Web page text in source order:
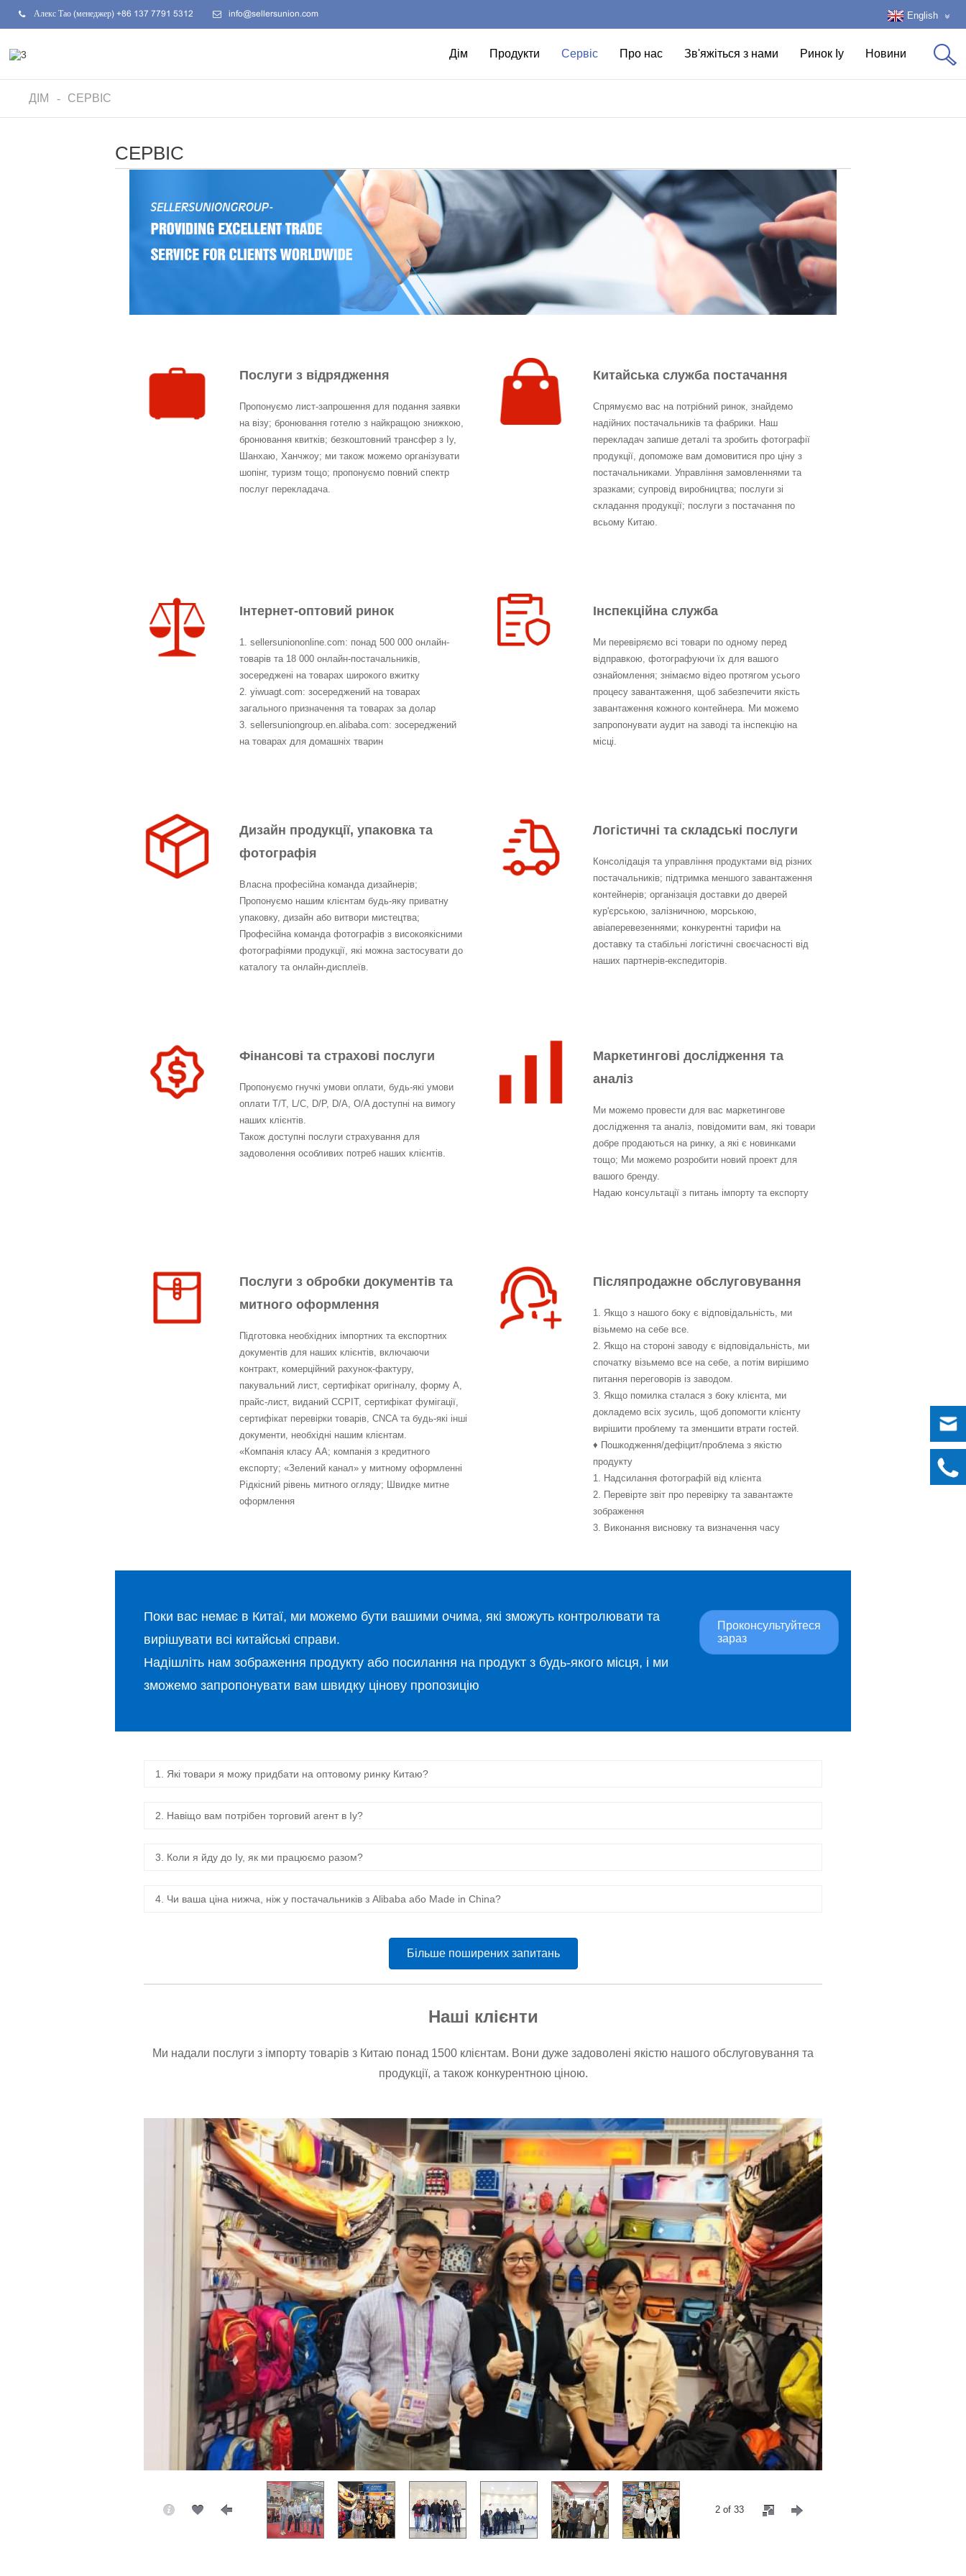
Алекс Тао (менеджер) +86 137 7791 5312 info@sellersunion.com English
Дім Продукти Сервіс Про нас Зв'яжіться з нами Ринок Іу Новини
ДІМ СЕРВІС
СЕРВІС
Послуги з відрядження
Пропонуємо лист-запрошення для подання заявки
на візу; бронювання готелю з найкращою знижкою,
бронювання квитків; безкоштовний трансфер з Іу,
Шанхаю, Ханчжоу; ми також можемо організувати
шопінг, туризм тощо; пропонуємо повний спектр
послуг перекладача.
Китайська служба постачання
Спрямуємо вас на потрібний ринок, знайдемо
надійних постачальників та фабрики. Наш
перекладач запише деталі та зробить фотографії
продукції, допоможе вам домовитися про ціну з
постачальниками. Управління замовленнями та
зразками; супровід виробництва; послуги зі
складання продукції; послуги з постачання по
всьому Китаю.
Інтернет-оптовий ринок
1. sellersuniononline.com: понад 500 000 онлайн-
товарів та 18 000 онлайн-постачальників,
зосереджені на товарах широкого вжитку
2. yiwuagt.com: зосереджений на товарах
загального призначення та товарах за долар
3. sellersuniongroup.en.alibaba.com: зосереджений
на товарах для домашніх тварин
Інспекційна служба
Ми перевіряємо всі товари по одному перед
відправкою, фотографуючи їх для вашого
ознайомлення; знімаємо відео протягом усього
процесу завантаження, щоб забезпечити якість
завантаження кожного контейнера. Ми можемо
запропонувати аудит на заводі та інспекцію на
місці.
Дизайн продукції, упаковка та
фотографія
Власна професійна команда дизайнерів;
Пропонуємо нашим клієнтам будь-яку приватну
упаковку, дизайн або витвори мистецтва;
Професійна команда фотографів з високоякісними
фотографіями продукції, які можна застосувати до
каталогу та онлайн-дисплеїв.
Логістичні та складські послуги
Консолідація та управління продуктами від різних
постачальників; підтримка меншого завантаження
контейнерів; організація доставки до дверей
кур'єрською, залізничною, морською,
авіаперевезеннями; конкурентні тарифи на
доставку та стабільні логістичні своєчасності від
наших партнерів-експедиторів.
Фінансові та страхові послуги
Пропонуємо гнучкі умови оплати, будь-які умови
оплати T/T, L/C, D/P, D/A, O/A доступні на вимогу
наших клієнтів.
Також доступні послуги страхування для
задоволення особливих потреб наших клієнтів.
Маркетингові дослідження та
аналіз
Ми можемо провести для вас маркетингове
дослідження та аналіз, повідомити вам, які товари
добре продаються на ринку, а які є новинками
тощо; Ми можемо розробити новий проект для
вашого бренду.
Надаю консультації з питань імпорту та експорту
Послуги з обробки документів та
митного оформлення
Підготовка необхідних імпортних та експортних
документів для наших клієнтів, включаючи
контракт, комерційний рахунок-фактуру,
пакувальний лист, сертифікат оригіналу, форму А,
прайс-лист, виданий CCPIT, сертифікат фумігації,
сертифікат перевірки товарів, CNCA та будь-які інші
документи, необхідні нашим клієнтам.
«Компанія класу AA; компанія з кредитного
експорту; «Зелений канал» у митному оформленні
Рідкісний рівень митного огляду; Швидке митне
оформлення
Післяпродажне обслуговування
1. Якщо з нашого боку є відповідальність, ми
візьмемо на себе все.
2. Якщо на стороні заводу є відповідальність, ми
спочатку візьмемо все на себе, а потім вирішимо
питання переговорів із заводом.
3. Якщо помилка сталася з боку клієнта, ми
докладемо всіх зусиль, щоб допомогти клієнту
вирішити проблему та зменшити втрати гостей.
♦ Пошкодження/дефіцит/проблема з якістю
продукту
1. Надсилання фотографій від клієнта
2. Перевірте звіт про перевірку та завантажте
зображення
3. Виконання висновку та визначення часу
Поки вас немає в Китаї, ми можемо бути вашими очима, які зможуть контролювати та
вирішувати всі китайські справи.
Надішліть нам зображення продукту або посилання на продукт з будь-якого місця, і ми
зможемо запропонувати вам швидку цінову пропозицію
Проконсультуйтеся
зараз
1. Які товари я можу придбати на оптовому ринку Китаю?
2. Навіщо вам потрібен торговий агент в Іу?
3. Коли я йду до Іу, як ми працюємо разом?
4. Чи ваша ціна нижча, ніж у постачальників з Alibaba або Made in China?
Більше поширених запитань
Наші клієнти
Ми надали послуги з імпорту товарів з Китаю понад 1500 клієнтам. Вони дуже задоволені якістю нашого обслуговування та
продукції, а також конкурентною ціною.
2 of 33